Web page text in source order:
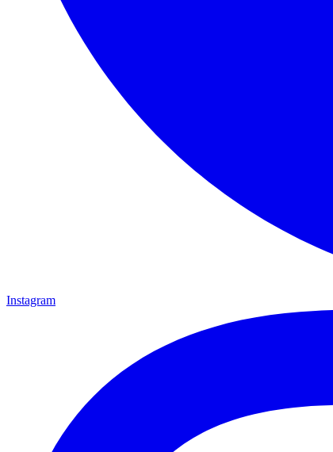
Instagram